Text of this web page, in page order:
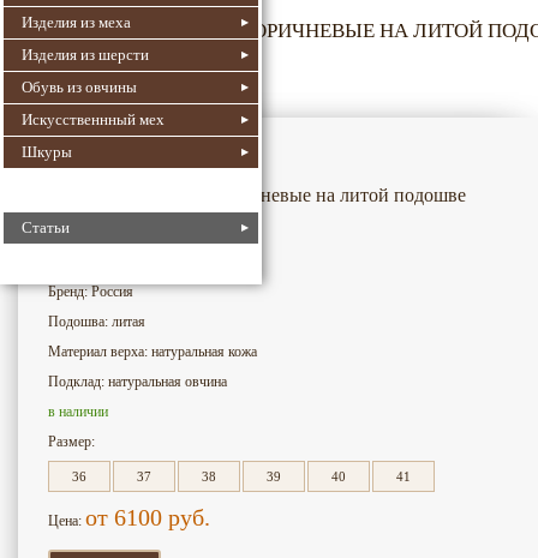
Изделия из меха
Изделия из шерсти
Обувь из овчины
Искусственнный мех
Шкуры
Статьи
МОНГОЛКИ ЖЕНСКИЕ КОРИЧНЕВЫЕ НА ЛИТОЙ
Номер для поиска:
Артикул: un-MZH1-L-ww
Монголки женские коричневые на литой подошве
Бренд: Россия
Подошва: литая
Материал верха: натуральная кожа
Подклад: натуральная овчина
в наличии
Размер:
36 37 38 39 40 41
Цена: от 6100 руб.